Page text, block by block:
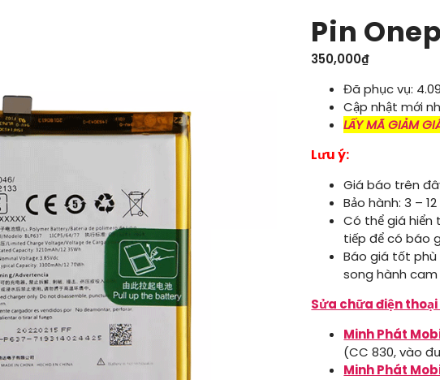
Pin
350,000₫
Đã phục vụ:
Cập nhật mới
LẤY MÃ GIẢM
Lưu ý:
Giá báo trên
Bảo hành: 3 –
Có thể giá hiển
tiếp để có báo
Báo giá tốt phù
song hành
Sửa chữa điện
Minh Phát
(CC 830, vào
Minh Phát